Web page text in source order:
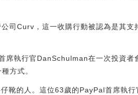
司Curv，這一收購行動被認為是其支
席執行官DanSchulman在一次投資者
方式。
靴的人。這位63歲的PayPal首席執行